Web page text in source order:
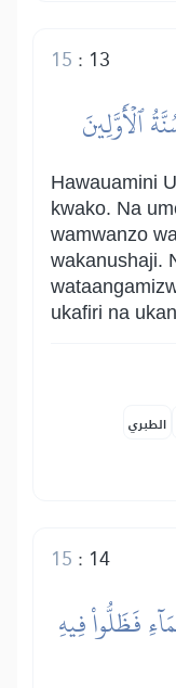
13
:
15
ٱلۡأَوَّلِينَ
Hawauamini
kwako. Na
wamwanzo
wakanushaji.
ukafiri na
الطبري
14
:
15
فَظَلُّواْ فِيهِ